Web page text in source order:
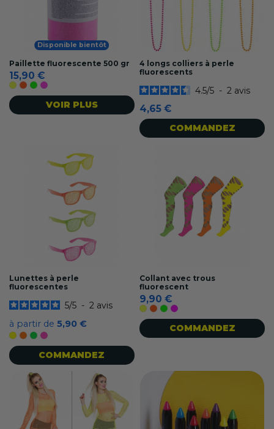
Disponible bientôt
Paillette fluorescente 500 gr
15,90 €
Jaune fluo
Orange fluo
Vert fluo
Rose fluo
VOIR PLUS
4 longs colliers à perle
fluorescents
4.5/5 - 2 avis
4,65 €
COMMANDEZ
Lunettes à perle
fluorescentes
5/5 - 2 avis
à partir de 5,90 €
JauneOrange
VertRose
COMMANDEZ
Collant avec trous
fluorescent
9,90 €
Jaune fluo
Orange fluo
Vert fluo
Magenta fluo
COMMANDEZ